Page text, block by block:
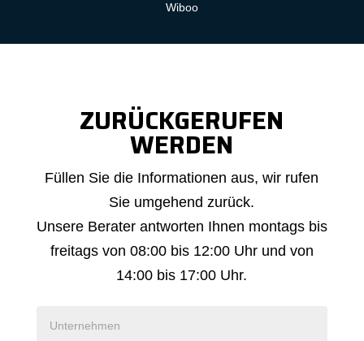
Wiboo
ZURÜCKGERUFEN
WERDEN
Bitte
Rückruf
Füllen Sie die Informationen aus, wir rufen
Sie umgehend zurück.
Unsere Berater antworten Ihnen montags bis
freitags von 08:00 bis 12:00 Uhr und von
14:00 bis 17:00 Uhr.